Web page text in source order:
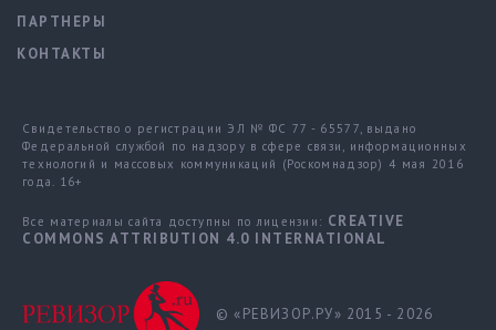
ПАРТНЕРЫ
КОНТАКТЫ
Свидетельство о регистрации ЭЛ № ФС 77 - 65577, выдано
Федеральной службой по надзору в сфере связи, информационных
технологий и массовых коммуникаций (Роскомнадзор) 4 мая 2016
года. 16+
Все материалы сайта доступны по лицензии: CREATIVE
COMMONS ATTRIBUTION 4.0 INTERNATIONAL
© «РЕВИЗОР.РУ» 2015 - 2026